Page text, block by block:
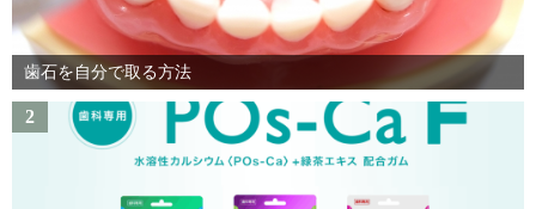
歯石を自分で取る方法
2